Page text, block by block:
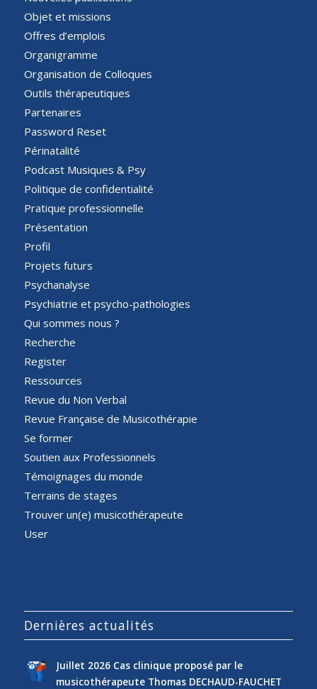
Objet et missions
Offres d’emplois
Organigramme
Organisation de Colloques
Outils thérapeutiques
Partenaires
Password Reset
Périnatalité
Podcast Musiques & Psy
Politique de confidentialité
Pratique professionnelle
Présentation
Profil
Projets futurs
Psychanalyse
Psychiatrie et psycho-pathologies
Qui sommes nous ?
Recherche
Register
Ressources
Revue du Non Verbal
Revue Française de Musicothérapie
Se former
Soutien aux Professionnels
Témoignages du monde
Terrains de stages
Trouver un(e) musicothérapeute
User
Dernières actualités
Juillet 2026 Cas clinique proposé par le
musicothérapeute Thomas DECHAUD-FAUCHET